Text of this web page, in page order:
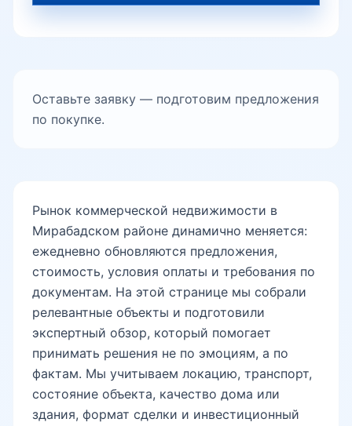
Яккачинор
метро Ташкент
Госпитальный рынок
Мирабадский рынок
Оставьте заявку — подготовим предложения
по покупке.
Рынок коммерческой недвижимости в
Мирабадском районе динамично меняется:
ежедневно обновляются предложения,
стоимость, условия оплаты и требования по
документам. На этой странице мы собрали
релевантные объекты и подготовили
экспертный обзор, который помогает
принимать решения не по эмоциям, а по
фактам. Мы учитываем локацию, транспорт,
состояние объекта, качество дома или
здания, формат сделки и инвестиционный